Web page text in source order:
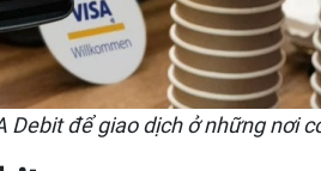
để giao dịch ở những nơi có